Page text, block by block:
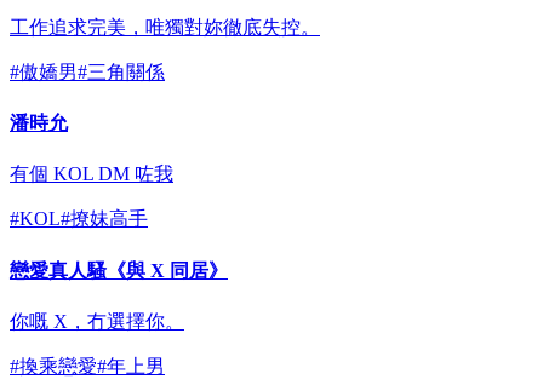
工作追求完美，唯獨對妳徹底失控。
#傲嬌男#三角關係
潘時允
有個 KOL DM 咗我
#KOL#撩妹高手
戀愛真人騷《與 X 同居》
你嘅 X，冇選擇你。
#換乘戀愛#年上男